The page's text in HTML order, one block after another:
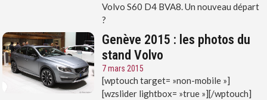
Volvo S60 D4 BVA8. Un nouveau départ
?
Genève 2015 : les photos du
stand Volvo
7 mars 2015
[wptouch target= »non-mobile »]
[wzslider lightbox= »true »][/wptouch]